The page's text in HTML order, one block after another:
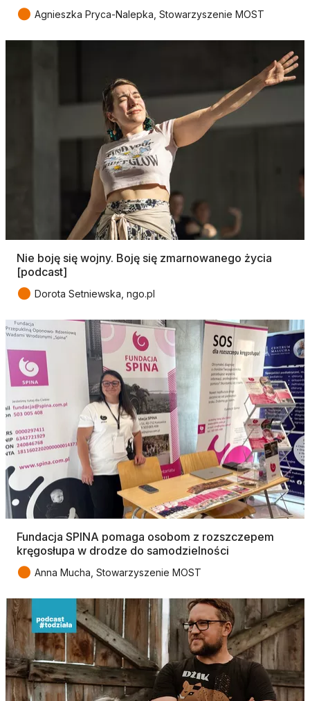
● Agnieszka Pryca-Nalepka, Stowarzyszenie MOST
Nie boję się wojny. Boję się zmarnowanego życia
[podcast]
● Dorota Setniewska, ngo.pl
Fundacja SPINA pomaga osobom z rozszczepem
kręgosłupa w drodze do samodzielności
● Anna Mucha, Stowarzyszenie MOST